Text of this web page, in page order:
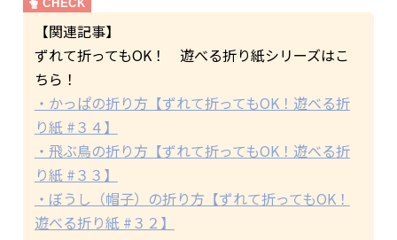
【関連記事】
ずれて折ってもOK！ 遊べる折り紙シリーズはこ
ちら！
・かっぱの折り方【ずれて折ってもOK！遊べる折
り紙 #３４】
・飛ぶ鳥の折り方【ずれて折ってもOK！遊べる折
り紙 #３３】
・ぼうし（帽子）の折り方【ずれて折ってもOK！
遊べる折り紙 #３２】